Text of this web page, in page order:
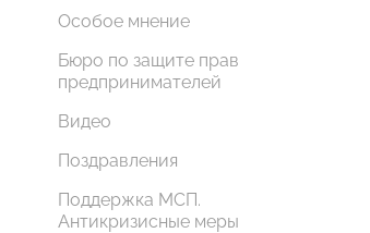
Особое мнение
Бюро по защите прав
предпринимателей
Видео
Поздравления
Поддержка МСП.
Антикризисные меры